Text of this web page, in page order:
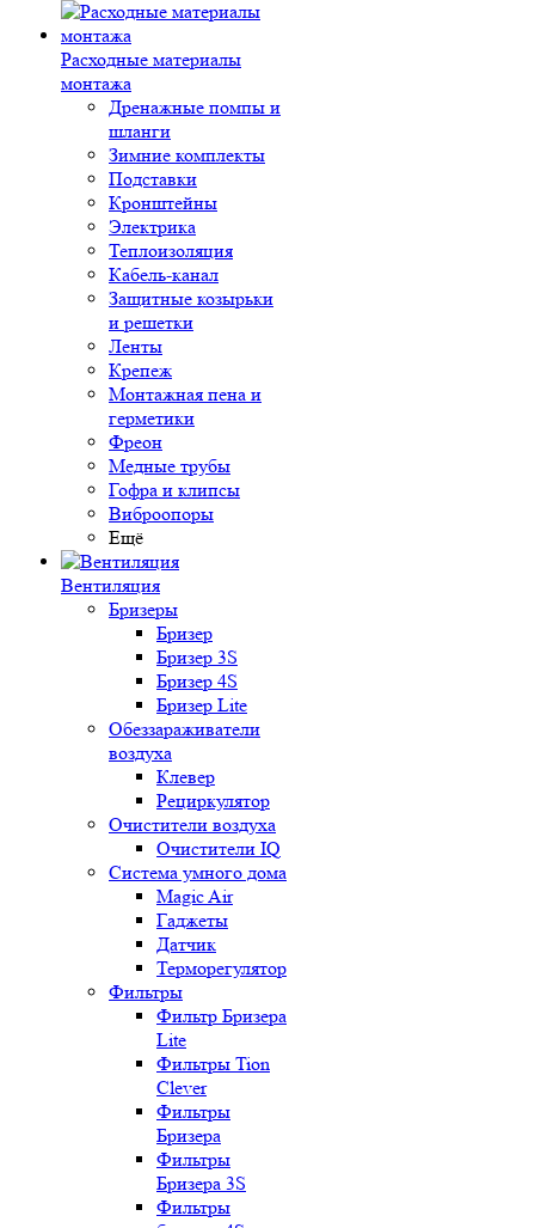
Расходные материалы
монтажа
Дренажные помпы и
шланги
Зимние комплекты
Подставки
Кронштейны
Электрика
Теплоизоляция
Кабель-канал
Защитные козырьки
и решетки
Ленты
Крепеж
Монтажная пена и
герметики
Фреон
Медные трубы
Гофра и клипсы
Виброопоры
Ещё
Вентиляция
Бризеры
Бризер
Бризер 3S
Бризер 4S
Бризер Lite
Обеззараживатели
воздуха
Клевер
Рециркулятор
Очистители воздуха
Очистители IQ
Система умного дома
Magic Air
Гаджеты
Датчик
Терморегулятор
Фильтры
Фильтр Бризера
Lite
Фильтры Tion
Clever
Фильтры
Бризера
Фильтры
Бризера 3S
Фильтры